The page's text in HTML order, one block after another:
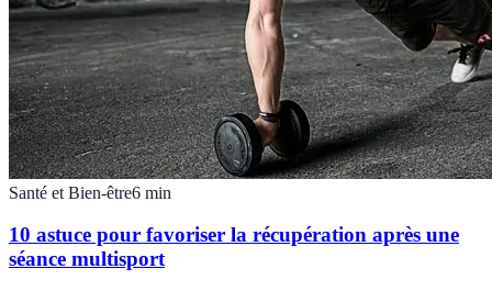
Santé et Bien-être6 min
10 astuce pour favoriser la récupération après une
séance multisport